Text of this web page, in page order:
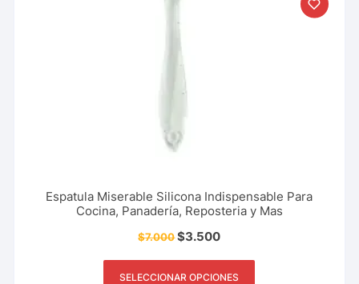
Espatula Miserable Silicona Indispensable Para
Cocina, Panadería, Reposteria y Mas
$7.000$3.500
SELECCIONAR OPCIONES